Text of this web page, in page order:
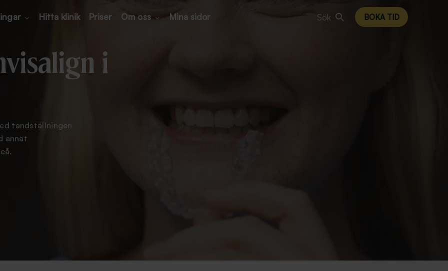
Hitta klinik Priser Om oss Mina sidor Sök BOKA TID
i
tandställningen
annat